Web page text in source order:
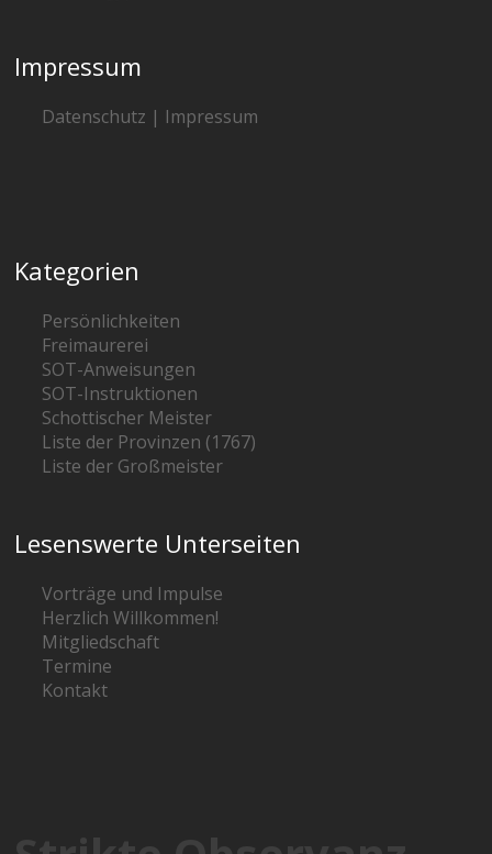
Impressum
Datenschutz | Impressum
Kategorien
Persönlichkeiten
Freimaurerei
SOT-Anweisungen
SOT-Instruktionen
Schottischer Meister
Liste der Provinzen (1767)
Liste der Großmeister
Lesenswerte Unterseiten
Vorträge und Impulse
Herzlich Willkommen!
Mitgliedschaft
Termine
Kontakt